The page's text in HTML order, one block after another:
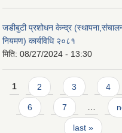
जडीबुटी प्रशोधन केन्द्र
नियमण) कार्यविधि २०८१
मिति: 08/27/2024 - 13:30
Pages
1 2 3 4
6 7 …
last »